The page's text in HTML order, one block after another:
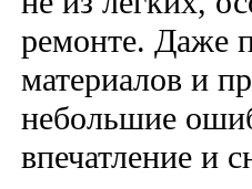
ремонте. Даже
материалов и
небольшие
впечатление и